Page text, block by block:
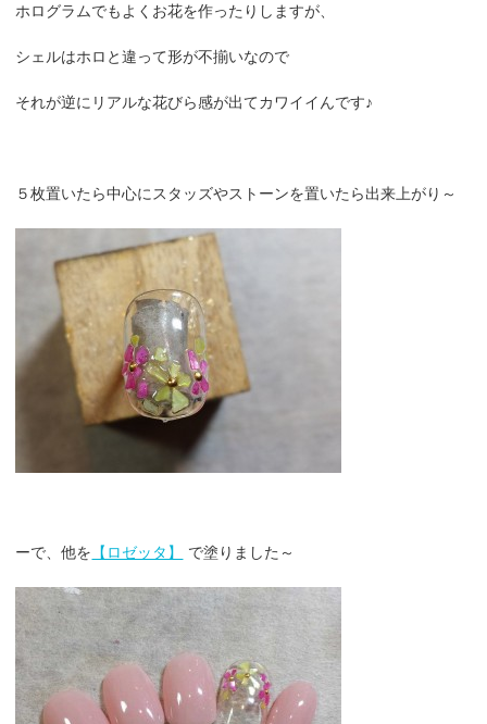
ホログラムでもよくお花を作ったりしますが、
シェルはホロと違って形が不揃いなので
それが逆にリアルな花びら感が出てカワイイんです♪
５枚置いたら中心にスタッズやストーンを置いたら出来上がり～
ーで、他を 【ロゼッタ】 で塗りました～